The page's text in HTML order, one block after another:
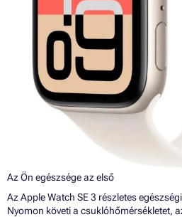
Az Ön egészsége az első
Az Apple Watch SE 3 részletes
Nyomon követi a csuklóhőmérsékletet,